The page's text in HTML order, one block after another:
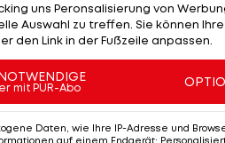
Zverev machte bis zuletzt
uns Peronsalisierung von
Auswahl zu treffen. Sie können
den Link in der Fußzeile anpassen.
mit PUR-Abo
Daten, wie Ihre IP-Adresse und
auf einem Endgerät;